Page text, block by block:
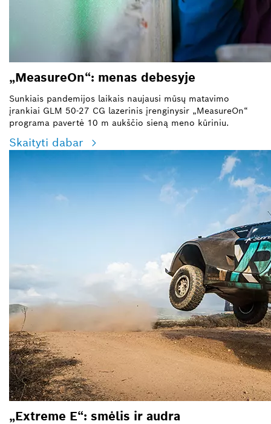
„MeasureOn“: menas debesyje
Sunkiais pandemijos laikais naujausi mūsų matavimo
įrankiai GLM 50-27 CG lazerinis įrenginysir „MeasureOn“
programa pavertė 10 m aukščio sieną meno kūriniu.
Skaityti dabar
„Extreme E“: smėlis ir audra